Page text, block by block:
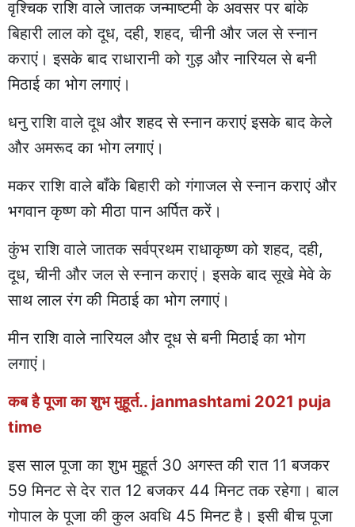
वृश्चिक राशि वाले जातक जन्माष्टमी के अवसर पर बांके
बिहारी लाल को दूध, दही, शहद, चीनी और जल से स्नान
कराएं। इसके बाद राधारानी को गुड़ और नारियल से बनी
मिठाई का भोग लगाएं।
धनु राशि वाले दूध और शहद से स्नान कराएं इसके बाद केले
और अमरूद का भोग लगाएं।
मकर राशि वाले बाँके बिहारी को गंगाजल से स्नान कराएं और
भगवान कृष्ण को मीठा पान अर्पित करें।
कुंभ राशि वाले जातक सर्वप्रथम राधाकृष्ण को शहद, दही,
दूध, चीनी और जल से स्नान कराएं। इसके बाद सूखे मेवे के
साथ लाल रंग की मिठाई का भोग लगाएं।
मीन राशि वाले नारियल और दूध से बनी मिठाई का भोग
लगाएं।
कब है पूजा का शुभ मुहूर्त.. janmashtami 2021 puja
time
इस साल पूजा का शुभ मुहूर्त 30 अगस्त की रात 11 बजकर
59 मिनट से देर रात 12 बजकर 44 मिनट तक रहेगा। बाल
गोपाल के पूजा की कुल अवधि 45 मिनट है। इसी बीच पूजा